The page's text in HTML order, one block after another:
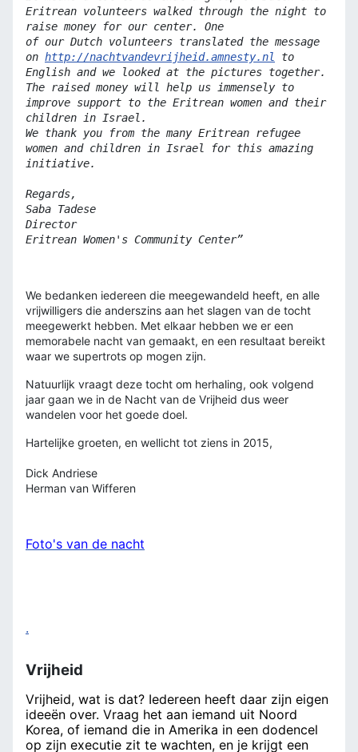
Eritrean volunteers walked through the night to
raise money for our center. One
of our Dutch volunteers translated the message
on http://nachtvandevrijheid.amnesty.nl
to
English and we looked at the pictures together.
The raised money will help us immensely to
improve support to the Eritrean women and their
children in Israel.
We thank you from the many Eritrean refugee
women and children in Israel for this amazing
initiative.
Regards,
Saba Tadese
Director
Eritrean Women's Community Center”
We bedanken iedereen die meegewandeld heeft, en alle
vrijwilligers die anderszins aan het slagen van de tocht
meegewerkt hebben. Met elkaar hebben we er een
memorabele nacht van gemaakt, en een resultaat bereikt
waar we supertrots op mogen zijn.
Natuurlijk vraagt deze tocht om herhaling, ook volgend
jaar gaan we in de Nacht van de Vrijheid dus weer
wandelen voor het goede doel.
Hartelijke groeten, en wellicht tot ziens in 2015,
Dick Andriese
Herman van Wifferen
Foto's van de nacht
.
Vrijheid
Vrijheid, wat is dat? Iedereen heeft daar zijn eigen
ideeën over. Vraag het aan iemand uit Noord
Korea, of iemand die in Amerika in een dodencel
op zijn executie zit te wachten, en je krijgt een